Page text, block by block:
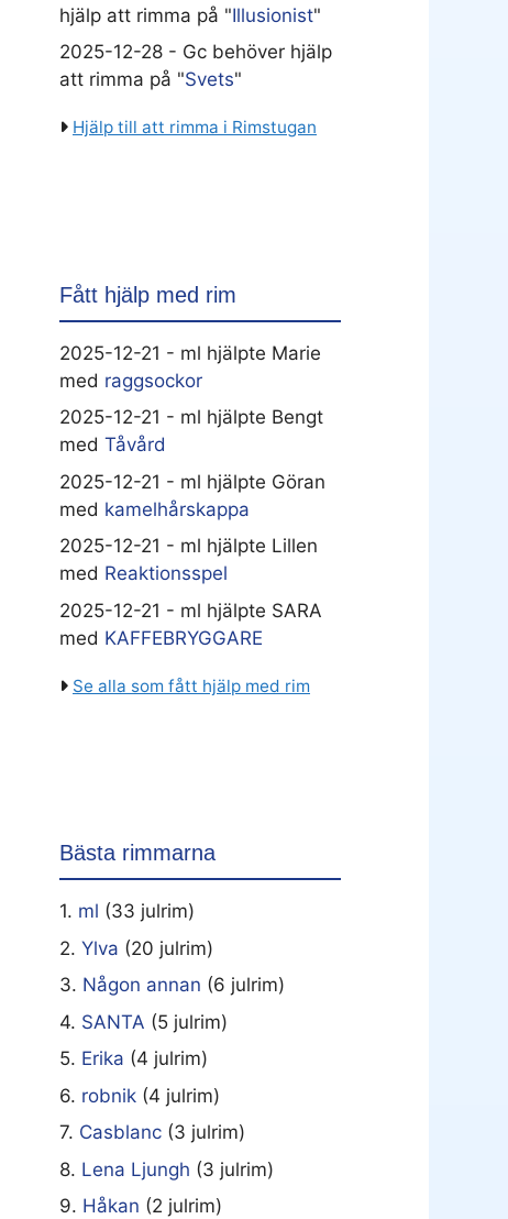
hjälp att rimma på "Illusionist"
2025-12-28 - Gc behöver hjälp
att rimma på "Svets"
Hjälp till att rimma i Rimstugan
Fått hjälp med rim
2025-12-21 - ml hjälpte Marie
med raggsockor
2025-12-21 - ml hjälpte Bengt
med Tåvård
2025-12-21 - ml hjälpte Göran
med kamelhårskappa
2025-12-21 - ml hjälpte Lillen
med Reaktionsspel
2025-12-21 - ml hjälpte SARA
med KAFFEBRYGGARE
Se alla som fått hjälp med rim
Bästa rimmarna
1. ml (33 julrim)
2. Ylva (20 julrim)
3. Någon annan (6 julrim)
4. SANTA (5 julrim)
5. Erika (4 julrim)
6. robnik (4 julrim)
7. Casblanc (3 julrim)
8. Lena Ljungh (3 julrim)
9. Håkan (2 julrim)